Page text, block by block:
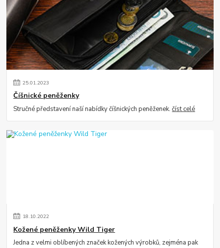
25.01.2023
Číšnické peněženky
Stručné představení naší nabídky číšnických peněženek.číst celé
18.10.2022
Kožené peněženky Wild Tiger
Jedna z velmi oblíbených značek kožených výrobků, zejména pak